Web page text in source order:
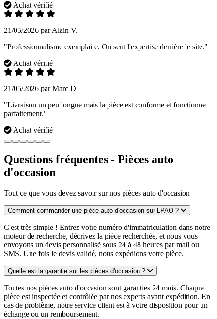
Achat vérifié
21/05/2026 par Alain V.
"Professionnalisme exemplaire. On sent l'expertise derrière le site."
Achat vérifié
21/05/2026 par Marc D.
"Livraison un peu longue mais la pièce est conforme et fonctionne
parfaitement."
Achat vérifié
Questions fréquentes - Pièces auto
d'occasion
Tout ce que vous devez savoir sur nos pièces auto d'occasion
Comment commander une pièce auto d'occasion sur LPAO ?
C'est très simple ! Entrez votre numéro d'immatriculation dans notre
moteur de recherche, décrivez la pièce recherchée, et nous vous
envoyons un devis personnalisé sous 24 à 48 heures par mail ou
SMS. Une fois le devis validé, nous expédions votre pièce.
Quelle est la garantie sur les pièces d'occasion ?
Toutes nos pièces auto d'occasion sont garanties 24 mois. Chaque
pièce est inspectée et contrôlée par nos experts avant expédition. En
cas de problème, notre service client est à votre disposition pour un
échange ou un remboursement.